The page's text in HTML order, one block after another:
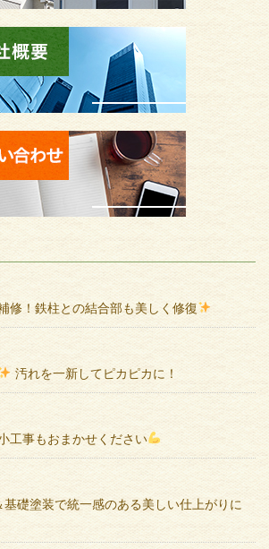
修！鉄柱との結合部も美しく修復
汚れを一新してピカピカに！
工事もおまかせください
礎塗装で統一感のある美しい仕上がりに